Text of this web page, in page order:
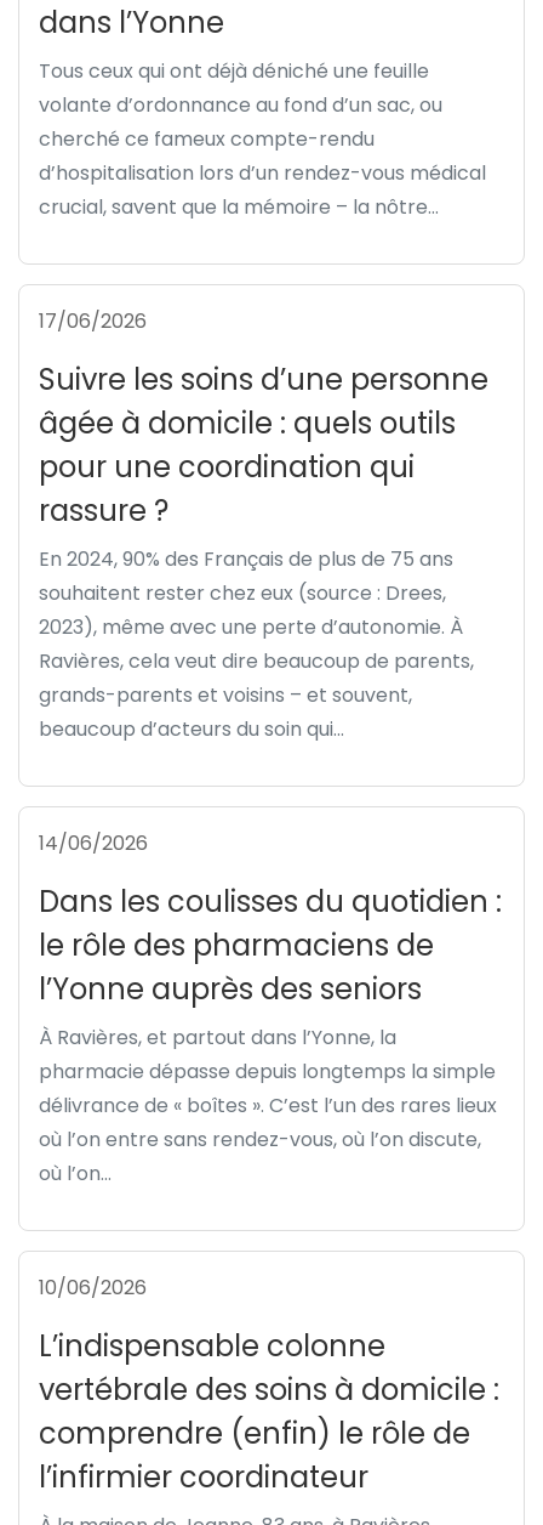
dans l’Yonne
Tous ceux qui ont déjà déniché une feuille
volante d’ordonnance au fond d’un sac, ou
cherché ce fameux compte-rendu
d’hospitalisation lors d’un rendez-vous médical
crucial, savent que la mémoire – la nôtre...
17/06/2026
Suivre les soins d’une personne
âgée à domicile : quels outils
pour une coordination qui
rassure ?
En 2024, 90% des Français de plus de 75 ans
souhaitent rester chez eux (source : Drees,
2023), même avec une perte d’autonomie. À
Ravières, cela veut dire beaucoup de parents,
grands-parents et voisins – et souvent,
beaucoup d’acteurs du soin qui...
14/06/2026
Dans les coulisses du quotidien :
le rôle des pharmaciens de
l’Yonne auprès des seniors
À Ravières, et partout dans l’Yonne, la
pharmacie dépasse depuis longtemps la simple
délivrance de « boîtes ». C’est l’un des rares lieux
où l’on entre sans rendez-vous, où l’on discute,
où l’on...
10/06/2026
L’indispensable colonne
vertébrale des soins à domicile :
comprendre (enfin) le rôle de
l’infirmier coordinateur